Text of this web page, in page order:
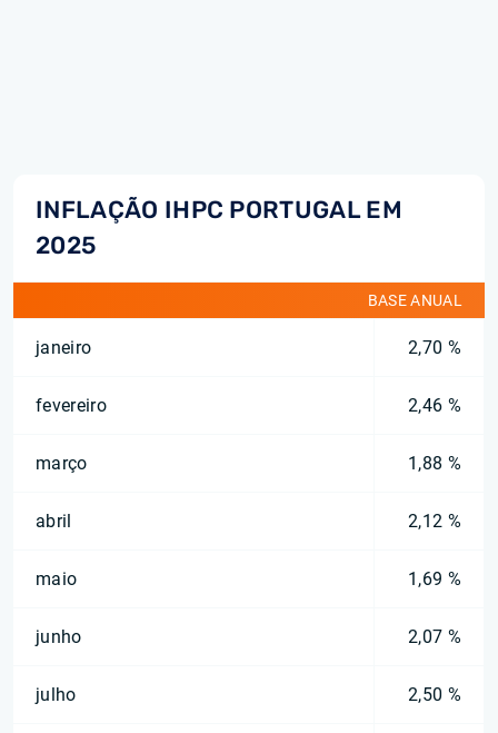
INFLAÇÃO IHPC PORTUGAL EM
2025
BASE ANUAL
janeiro 2,70 %
fevereiro 2,46 %
março 1,88 %
abril 2,12 %
maio 1,69 %
junho 2,07 %
julho 2,50 %